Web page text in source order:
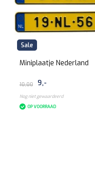
Sale
Miniplaatje Nederland
10,00 9,-
Nog niet gewaardeerd
OP VOORRAAD